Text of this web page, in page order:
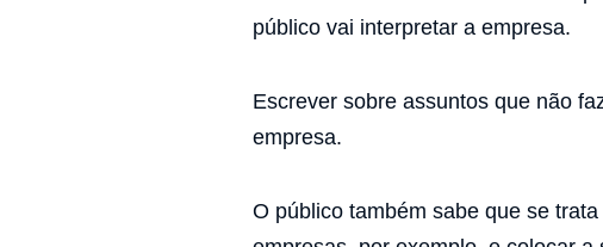
público vai interpretar a empresa.
Escrever sobre assuntos que não
empresa.
O público também sabe que se